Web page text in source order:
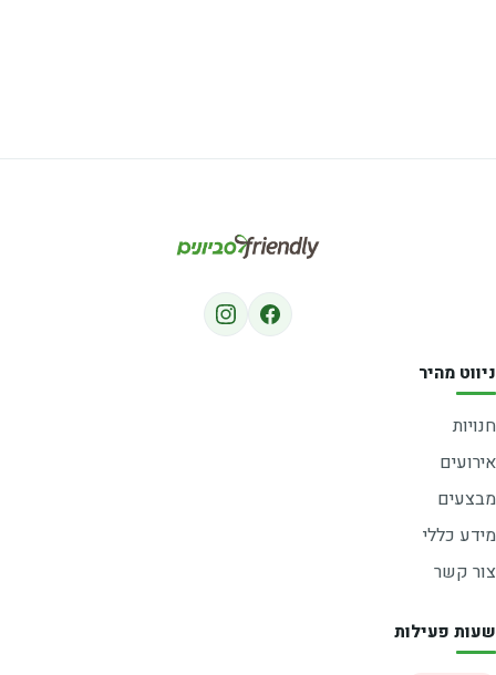
ניווט מהיר
חנויות
אירועים
מבצעים
מידע כללי
צור קשר
שעות פעילות